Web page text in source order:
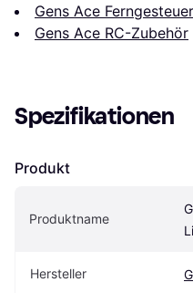
Gens Ace
Gens Ace RC-Zubehör
Spezifikationen
Produkt
Produktname
Hersteller